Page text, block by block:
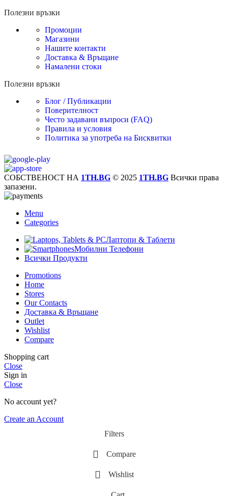
Полезни връзки
Промоции
Магазини
Нашите контакти
Доставка & Връщане
Намалени стоки
Полезни връзки
Блог / Публикации
Поверителност
Често задавани въпроси (FAQ)
Правила и условия
Политика за употреба на Бисквитки
СОБСТВЕНОСТ НА 1TH.BG © 2025 1TH.BG Всички права
запазени.
Menu
Categories
Лаптопи & Таблети
Мобилни Телефони
Всички Продукти
Promotions
Home
Stores
Our Contacts
Доставка & Връщане
Outlet
Wishlist
Compare
Shopping cart
Close
Sign in
Close
No account yet?
Create an Account
Filters
Compare
Wishlist